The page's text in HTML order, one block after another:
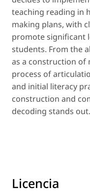
teaching reading in
making plans, with
promote significant
students. From the
as a construction of
process of
and initial literacy
construction and
decoding stands out.
Licencia